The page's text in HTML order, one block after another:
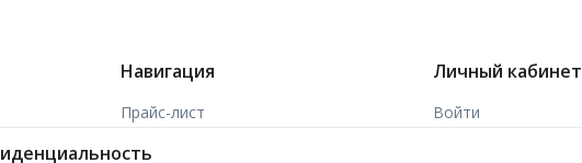
Навигация
Прайс-лист
Отзывы
Личный кабинет
Войти